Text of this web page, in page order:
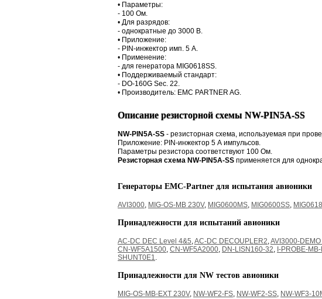
• Параметры:
- 100 Ом.
• Для разрядов:
- однократные до 3000 В.
• Приложение:
- PIN-инжектор имп. 5 A.
• Применение:
- для генератора MIG0618SS.
• Поддерживаемый стандарт:
- DO-160G Sec. 22.
• Производитель: EMC PARTNER AG.
Описание резисторной схемы NW-PIN5A-SS
NW-PIN5A-SS - резисторная схема, используемая при
Приложение: PIN-инжектор 5 А импульсов.
Параметры резистора соответствуют 100 Ом.
Резисторная схема NW-PIN5A-SS применяется для
Генераторы EMC-Partner для испытания авионики
AVI3000, MIG-OS-MB 230V, MIG0600MS, MIG0600SS,
Принадлежности для испытаний авионики
AC-DC DEC Level 4&5,AC-DC DECOUPLER2,AVI3000-
CN-WF5A1500, CN-WF5A2000, DN-LISN160-32, I-PROBE-
SHUNT0E1.
Принадлежности для NW тестов авионики
MIG-OS-MB-EXT 230V, NW-WF2-FS, NW-WF2-SS, NW-WF3-